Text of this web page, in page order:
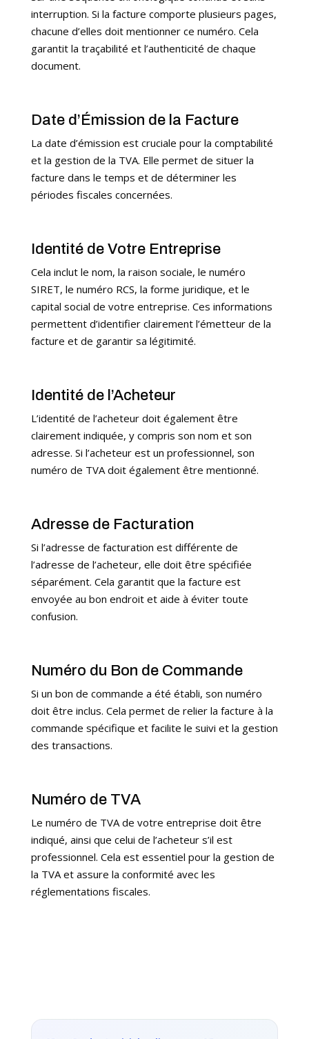
interruption. Si la facture comporte plusieurs pages,
chacune d’elles doit mentionner ce numéro. Cela
garantit la traçabilité et l’authenticité de chaque
document.
Date d’Émission de la Facture
La date d’émission est cruciale pour la comptabilité
et la gestion de la TVA. Elle permet de situer la
facture dans le temps et de déterminer les
périodes fiscales concernées.
Identité de Votre Entreprise
Cela inclut le nom, la raison sociale, le numéro
SIRET, le numéro RCS, la forme juridique, et le
capital social de votre entreprise. Ces informations
permettent d’identifier clairement l’émetteur de la
facture et de garantir sa légitimité.
Identité de l’Acheteur
L’identité de l’acheteur doit également être
clairement indiquée, y compris son nom et son
adresse. Si l’acheteur est un professionnel, son
numéro de TVA doit également être mentionné.
Adresse de Facturation
Si l’adresse de facturation est différente de
l’adresse de l’acheteur, elle doit être spécifiée
séparément. Cela garantit que la facture est
envoyée au bon endroit et aide à éviter toute
confusion.
Numéro du Bon de Commande
Si un bon de commande a été établi, son numéro
doit être inclus. Cela permet de relier la facture à la
commande spécifique et facilite le suivi et la gestion
des transactions.
Numéro de TVA
Le numéro de TVA de votre entreprise doit être
indiqué, ainsi que celui de l’acheteur s’il est
professionnel. Cela est essentiel pour la gestion de
la TVA et assure la conformité avec les
réglementations fiscales.